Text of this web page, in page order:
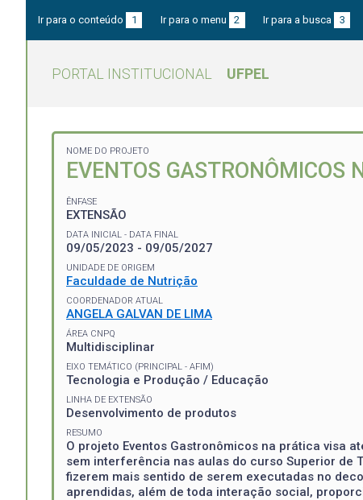
Ir para o conteúdo 1 Ir para o menu 2 Ir para a busca 3
PORTAL INSTITUCIONAL UFPEL
NOME DO PROJETO
EVENTOS GASTRONÔMICOS
ÊNFASE
EXTENSÃO
DATA INICIAL - DATA FINAL
09/05/2023 - 09/05/2027
UNIDADE DE ORIGEM
Faculdade de Nutrição
COORDENADOR ATUAL
ANGELA GALVAN DE LIMA
ÁREA CNPQ
Multidisciplinar
EIXO TEMÁTICO (PRINCIPAL - AFIM)
Tecnologia e Produção / Educação
LINHA DE EXTENSÃO
Desenvolvimento de produtos
RESUMO
O projeto Eventos Gastronômicos na prática visa
sem interferência nas aulas do curso Superior de
fizerem mais sentido de serem executadas no
aprendidas, além de toda interação social,